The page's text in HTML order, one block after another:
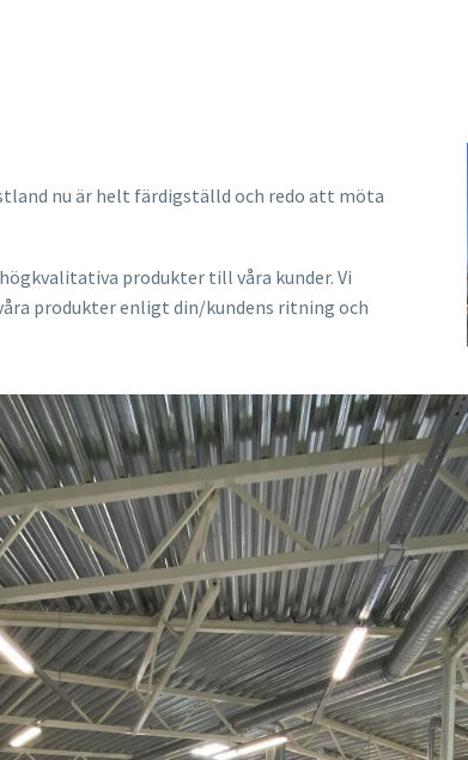
nu är helt färdigställd och redo att möta
produkter till våra kunder. Vi
produkter enligt din/kundens ritning och